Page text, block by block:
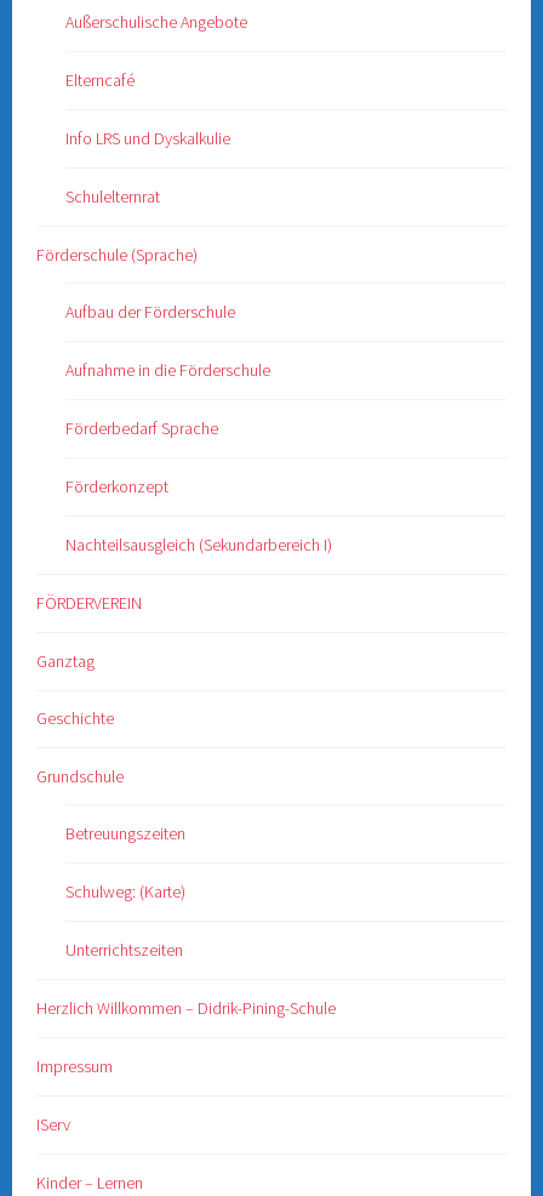
Außerschulische Angebote
Elterncafé
Info LRS und Dyskalkulie
Schulelternrat
Förderschule (Sprache)
Aufbau der Förderschule
Aufnahme in die Förderschule
Förderbedarf Sprache
Förderkonzept
Nachteilsausgleich (Sekundarbereich I)
FÖRDERVEREIN
Ganztag
Geschichte
Grundschule
Betreuungszeiten
Schulweg: (Karte)
Unterrichtszeiten
Herzlich Willkommen – Didrik-Pining-Schule
Impressum
IServ
Kinder – Lernen